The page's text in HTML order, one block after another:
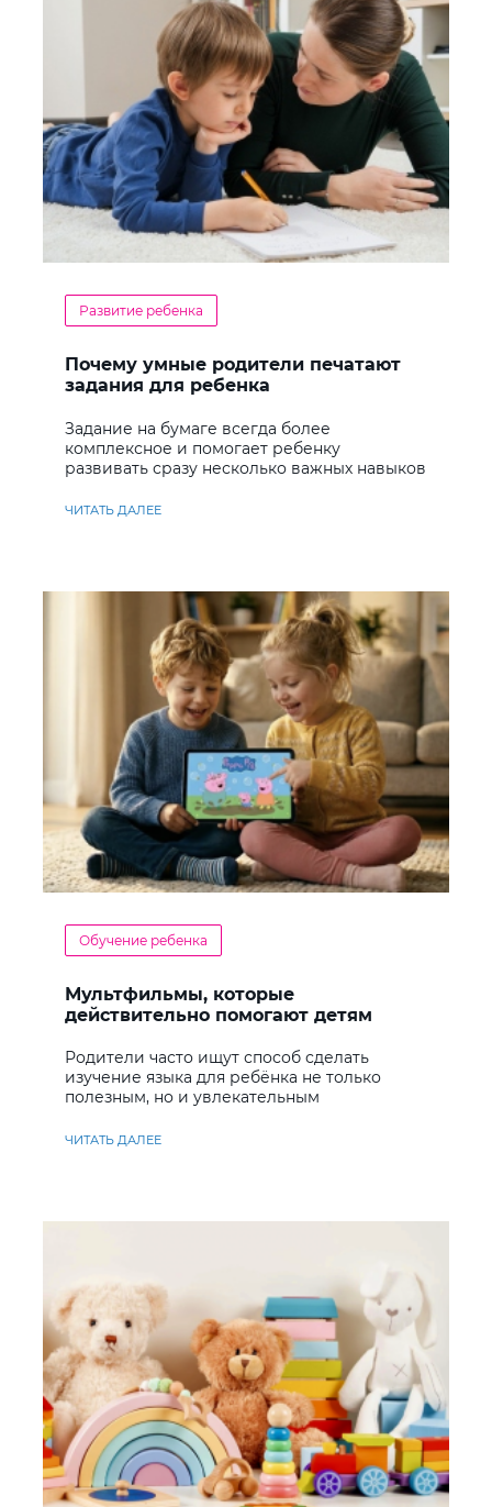
Развитие ребенка
Почему умные родители печатают
задания для ребенка
Задание на бумаге всегда более
комплексное и помогает ребенку
развивать сразу несколько важных навыков
ЧИТАТЬ ДАЛЕЕ
Обучение ребенка
Мультфильмы, которые
действительно помогают детям
Родители часто ищут способ сделать
изучение языка для ребёнка не только
полезным, но и увлекательным
ЧИТАТЬ ДАЛЕЕ